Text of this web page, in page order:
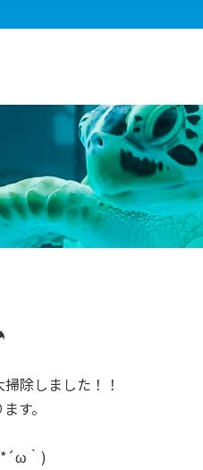
除しました！！
す。
｀)